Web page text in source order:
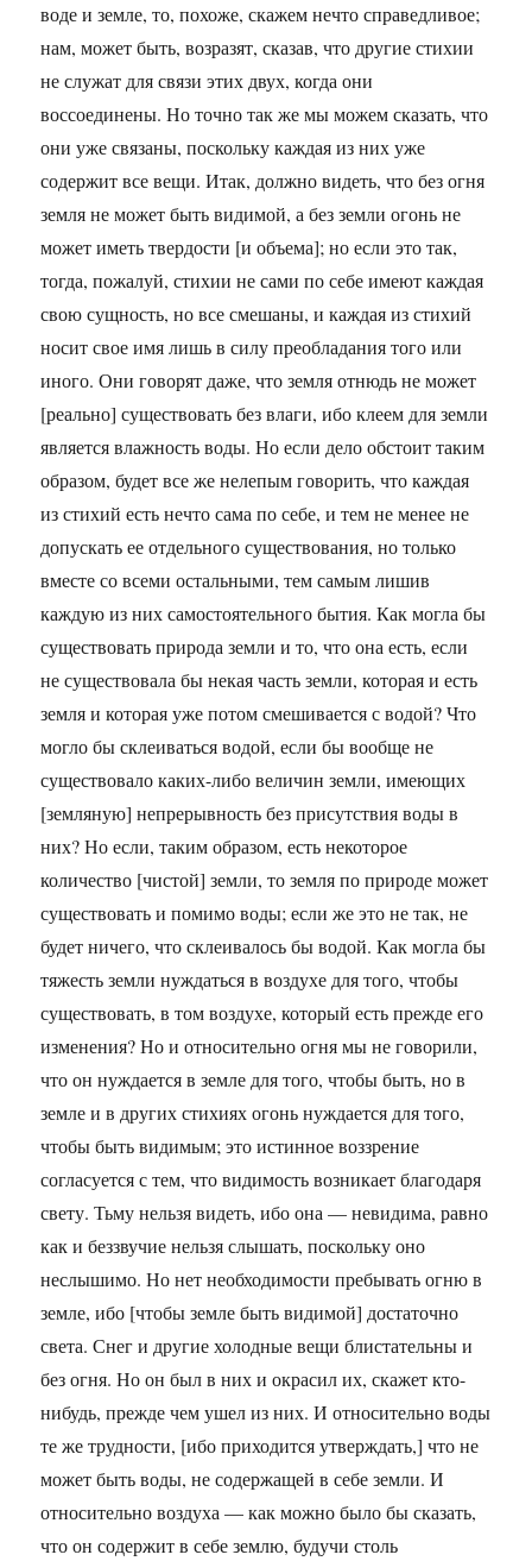
воде и земле, то, похоже, скажем нечто справедливое;
нам, может быть, возразят, сказав, что другие стихии
не служат для связи этих двух, когда они
воссоединены. Но точно так же мы можем сказать, что
они уже связаны, поскольку каждая из них уже
содержит все вещи. Итак, должно видеть, что без огня
земля не может быть видимой, а без земли огонь не
может иметь твердости [и объема]; но если это так,
тогда, пожалуй, стихии не сами по себе имеют каждая
свою сущность, но все смешаны, и каждая из стихий
носит свое имя лишь в силу преобладания того или
иного. Они говорят даже, что земля отнюдь не может
[реально] существовать без влаги, ибо клеем для земли
является влажность воды. Но если дело обстоит таким
образом, будет все же нелепым говорить, что каждая
из стихий есть нечто сама по себе, и тем не менее не
допускать ее отдельного существования, но только
вместе со всеми остальными, тем самым лишив
каждую из них самостоятельного бытия. Как могла бы
существовать природа земли и то, что она есть, если
не существовала бы некая часть земли, которая и есть
земля и которая уже потом смешивается с водой? Что
могло бы склеиваться водой, если бы вообще не
существовало каких-либо величин земли, имеющих
[земляную] непрерывность без присутствия воды в
них? Но если, таким образом, есть некоторое
количество [чистой] земли, то земля по природе может
существовать и помимо воды; если же это не так, не
будет ничего, что склеивалось бы водой. Как могла бы
тяжесть земли нуждаться в воздухе для того, чтобы
существовать, в том воздухе, который есть прежде его
изменения? Но и относительно огня мы не говорили,
что он нуждается в земле для того, чтобы быть, но в
земле и в других стихиях огонь нуждается для того,
чтобы быть видимым; это истинное воззрение
согласуется с тем, что видимость возникает благодаря
свету. Тьму нельзя видеть, ибо она — невидима, равно
как и беззвучие нельзя слышать, поскольку оно
неслышимо. Но нет необходимости пребывать огню в
земле, ибо [чтобы земле быть видимой] достаточно
света. Снег и другие холодные вещи блистательны и
без огня. Но он был в них и окрасил их, скажет кто-
нибудь, прежде чем ушел из них. И относительно воды
те же трудности, [ибо приходится утверждать,] что не
может быть воды, не содержащей в себе земли. И
относительно воздуха — как можно было бы сказать,
что он содержит в себе землю, будучи столь